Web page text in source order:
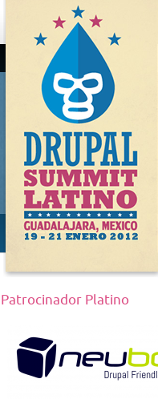
DRUPAL
SUMMIT
LATINO,
GUADALAJARA
2012
Patrocinador Platino